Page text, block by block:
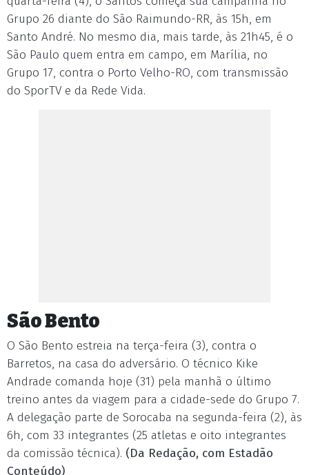
Grupo 26 diante do São Raimundo-RR, às 15h, em
Santo André. No mesmo dia, mais tarde, às 21h45, é o
São Paulo quem entra em campo, em Marília, no
Grupo 17, contra o Porto Velho-RO, com transmissão
do SporTV e da Rede Vida.
São Bento
O São Bento estreia na terça-feira (3), contra o
Barretos, na casa do adversário. O técnico Kike
Andrade comanda hoje (31) pela manhã o último
treino antes da viagem para a cidade-sede do Grupo 7.
A delegação parte de Sorocaba na segunda-feira (2), às
6h, com 33 integrantes (25 atletas e oito integrantes
da comissão técnica). (Da Redação, com Estadão
Conteúdo)